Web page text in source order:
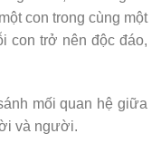
con trong cùng một
con trở nên độc đáo,
mối quan hệ giữa
và người.